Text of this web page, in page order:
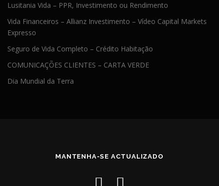
Lusitania Vida – PPR, Investimento ou Rendimento
Vida Financeiros – Allianz Investimento – Vídeo Capital Markets
Expresso
Seguro de Vida Completo – Crédito Habitação
COMUNICAÇÕES CLIENTES – CARTA VERDE
Dia Mundial da Terra
MANTENHA-SE ACTUALIZADO